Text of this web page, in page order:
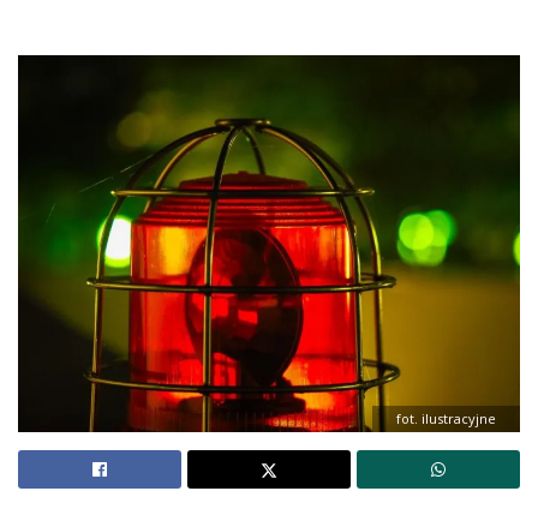
fot. ilustracyjne